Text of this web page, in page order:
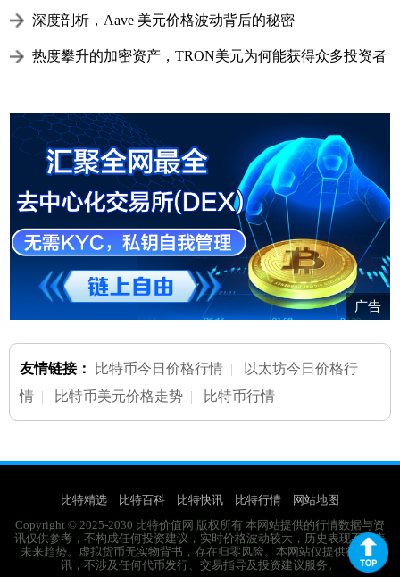
深度剖析，Aave 美元价格波动背后的秘密
热度攀升的加密资产，TRON美元为何能获得众多投资者
广告
友情链接： 比特币今日价格行情 |
以太坊今日价格行
情 | 比特币美元价格走势 | 比特币行情
比特精选 比特百科 比特快讯 比特行情 网站地图
Copyright © 2025-2030 比特价值网 版权所有 本网站提供的行情数据与资
讯仅供参考，不构成任何投资建议，实时价格波动较大，历史表现不代表
未来趋势。虚拟货币无实物背书，存在归零风险。本网站仅提供行业资
讯，不涉及任何代币发行、交易指导及投资建议服务。